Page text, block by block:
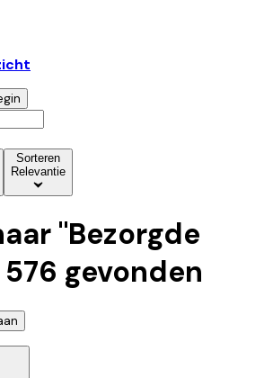
Sorteren
Relevantie
"Bezorgde
576 gevonden